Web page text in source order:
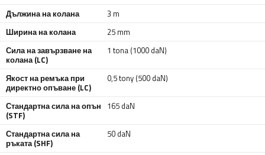
Дължина на колана
3 m
Ширина на колана
25 mm
Сила на завързване на
колана (LC)
1 tona (1000 daN)
Якост на ремъка при
директно опъване (LC)
0,5 tony (500 daN)
Стандартна сила на опън
(STF)
165 daN
Стандартна сила на
ръката (SHF)
50 daN